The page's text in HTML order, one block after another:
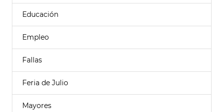
Educación
Empleo
Fallas
Feria de Julio
Mayores